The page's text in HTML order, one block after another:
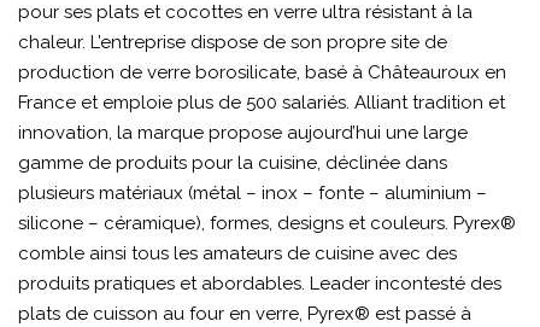
pour ses plats et cocottes en verre ultra résistant à la
chaleur. L’entreprise dispose de son propre site de
production de verre borosilicate, basé à Châteauroux en
France et emploie plus de 500 salariés. Alliant tradition et
innovation, la marque propose aujourd’hui une large
gamme de produits pour la cuisine, déclinée dans
plusieurs matériaux (métal – inox – fonte – aluminium –
silicone – céramique), formes, designs et couleurs. Pyrex®
comble ainsi tous les amateurs de cuisine avec des
produits pratiques et abordables. Leader incontesté des
plats de cuisson au four en verre, Pyrex® est passé à